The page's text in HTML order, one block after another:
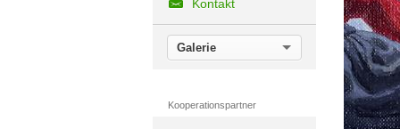
Kontakt
Galerie
Kooperationspartner